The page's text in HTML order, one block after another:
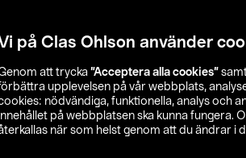
på Clas Ohlson använder
att trycka ”Acceptera alla cookies”
upplevelsen på vår webbplats,
nödvändiga, funktionella, analys och
på webbplatsen ska kunna fungera.
när som helst genom att du ändrar i